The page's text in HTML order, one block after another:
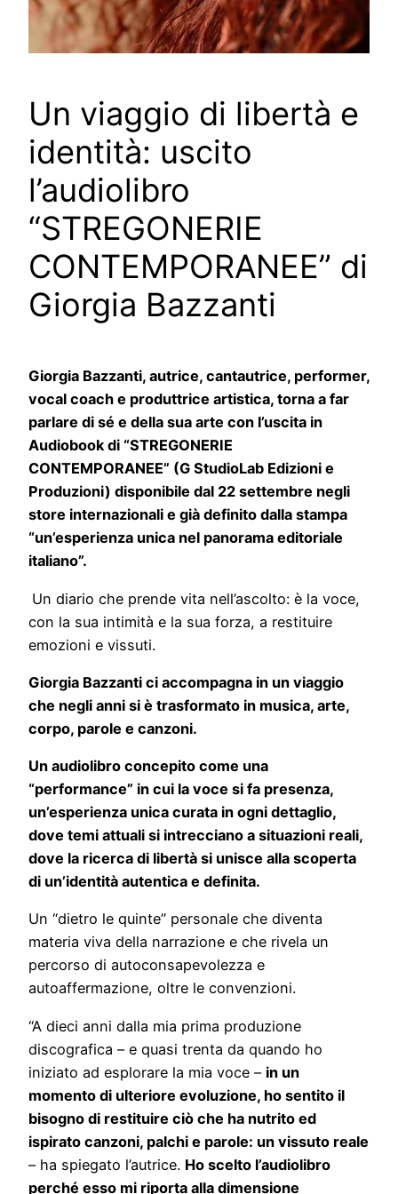
Un viaggio di libertà e
identità: uscito
l’audiolibro
“STREGONERIE
CONTEMPORANEE” di
Giorgia Bazzanti
Giorgia Bazzanti, autrice, cantautrice, performer,
vocal coach e produttrice artistica, torna a far
parlare di sé e della sua arte con l’uscita in
Audiobook di “STREGONERIE
CONTEMPORANEE” (G StudioLab Edizioni e
Produzioni) disponibile dal 22 settembre negli
store internazionali e già definito dalla stampa
“un’esperienza unica nel panorama editoriale
italiano”.
Un diario che prende vita nell’ascolto: è la voce,
con la sua intimità e la sua forza, a restituire
emozioni e vissuti.
Giorgia Bazzanti ci accompagna in un viaggio
che negli anni si è trasformato in musica, arte,
corpo, parole e canzoni.
Un audiolibro concepito come una
“performance” in cui la voce si fa presenza,
un’esperienza unica curata in ogni dettaglio,
dove temi attuali si intrecciano a situazioni reali,
dove la ricerca di libertà si unisce alla scoperta
di un’identità autentica e definita.
Un “dietro le quinte” personale che diventa
materia viva della narrazione e che rivela un
percorso di autoconsapevolezza e
autoaffermazione, oltre le convenzioni.
“A dieci anni dalla mia prima produzione
discografica – e quasi trenta da quando ho
iniziato ad esplorare la mia voce – in un
momento di ulteriore evoluzione, ho sentito il
bisogno di restituire ciò che ha nutrito ed
ispirato canzoni, palchi e parole: un vissuto reale
– ha spiegato l’autrice. Ho scelto l’audiolibro
perché esso mi riporta alla dimensione